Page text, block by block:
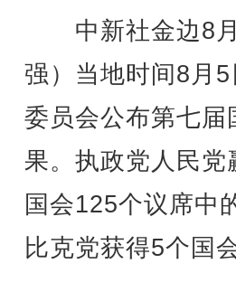
中新社金边8月
强）当地时间8月
委员会公布第七
果。执政党人民
国会125个议席中
比克党获得5个国